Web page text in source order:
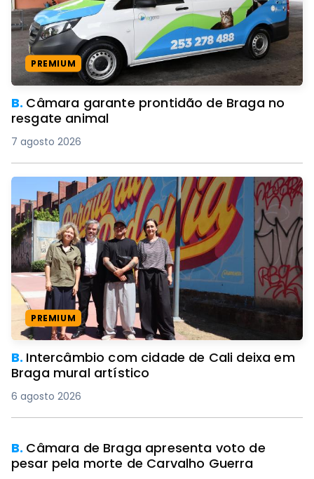
PREMIUM
B. Câmara garante prontidão de Braga no
resgate animal
7 agosto 2026
PREMIUM
B. Intercâmbio com cidade de Cali deixa em
Braga mural artístico
6 agosto 2026
B. Câmara de Braga apresenta voto de
pesar pela morte de Carvalho Guerra